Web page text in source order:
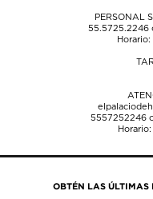
PERSONAL
55.5725.2246
5557252246
OBTÉN LAS ÚLTIMAS